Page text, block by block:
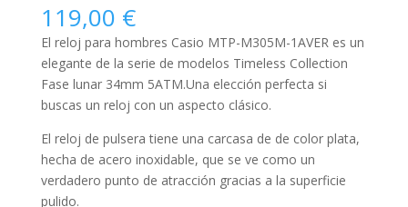
119,00 €
El reloj para hombres Casio MTP-M305M-1AVER es un
elegante de la serie de modelos Timeless Collection
Fase lunar 34mm 5ATM.Una elección perfecta si
buscas un reloj con un aspecto clásico.
El reloj de pulsera tiene una carcasa de de color plata,
hecha de acero inoxidable, que se ve como un
verdadero punto de atracción gracias a la superficie
pulido.